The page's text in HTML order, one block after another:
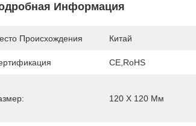
Информация
Происхождения Китай
CE,RoHS
120 Х 120 Мм